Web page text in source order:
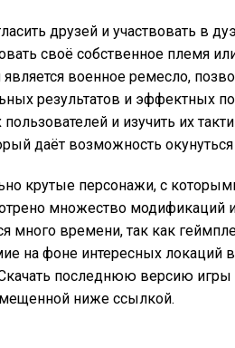
друзей и участвовать в
своё собственное племя
является военное ремесло,
результатов и эффектных
и изучить их
даёт возможность
крутые персонажи, с
множество модификаций
много времени, так как
на фоне интересных локаций
последнюю версию
ниже ссылкой.